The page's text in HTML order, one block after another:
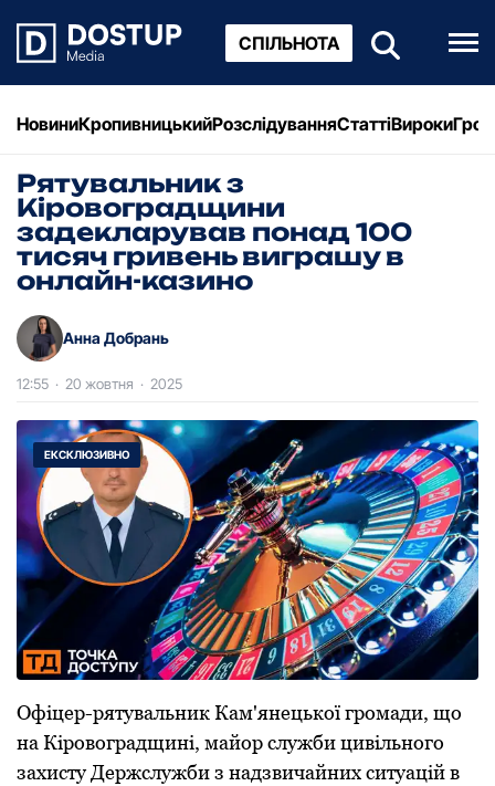
СПІЛЬНОТА
НовиниКропивницькийРозслідуванняСтаттіВироки
Рятувальник з
Кіровоградщини
задекларував понад 100
тисяч гривень виграшу в
онлайн-казино
Анна Добрань
12:55 · 20 жовтня · 2025
Офіцер-рятувальник Кам'янецької громади, що
на Кіровоградщині, майор служби цивільного
захисту Держслужби з надзвичайних ситуацій в